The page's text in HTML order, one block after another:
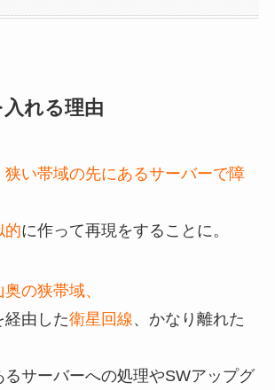
れる理由
狭い帯域の先にあるサーバーで障
的に作って再現をすることに。
奥の狭帯域、
由した衛星回線、かなり離れた
るサーバーへの処理やSWアップグ